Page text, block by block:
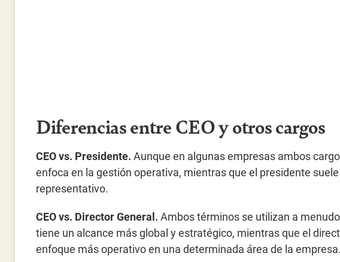
Diferencias entre CEO y otros cargos
CEO vs. Presidente. Aunque en algunas empresas ambos
enfoca en la gestión operativa, mientras que el presidente
representativo.
CEO vs. Director General. Ambos términos se utilizan a
tiene un alcance más global y estratégico, mientras que el
enfoque más operativo en una determinada área de la empresa.